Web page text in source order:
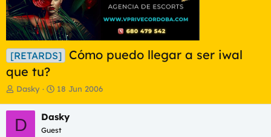
[RETARDS]
Cómo puedo llegar a ser iwal
que tu?
I
i
c
i
Dasky
F
h
a
18 Jun 2006
D Dasky
Guest